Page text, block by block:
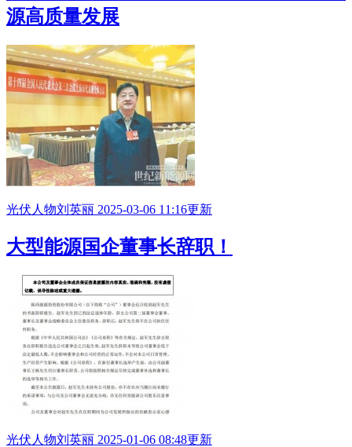
源高质量发展
光伏人物刘英丽 2025-03-06 11:16更新
大型能源国企董事长辞职！
光伏人物刘英丽 2025-01-06 08:48更新